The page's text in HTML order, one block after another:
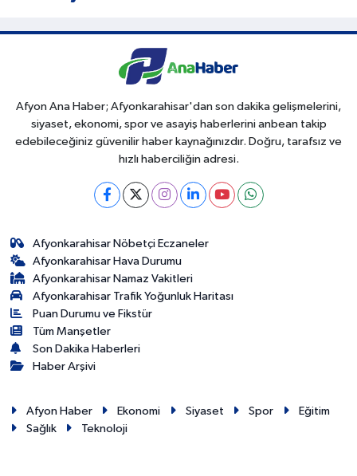
Afyon Ana Haber; Afyonkarahisar'dan son dakika gelişmelerini,
siyaset, ekonomi, spor ve asayiş haberlerini anbean takip
edebileceğiniz güvenilir haber kaynağınızdır. Doğru, tarafsız ve
hızlı haberciliğin adresi.
Afyonkarahisar Nöbetçi Eczaneler
Afyonkarahisar Hava Durumu
Afyonkarahisar Namaz Vakitleri
Afyonkarahisar Trafik Yoğunluk Haritası
Puan Durumu ve Fikstür
Tüm Manşetler
Son Dakika Haberleri
Haber Arşivi
Afyon Haber Ekonomi Siyaset Spor
Eğitim
Sağlık
Teknoloji